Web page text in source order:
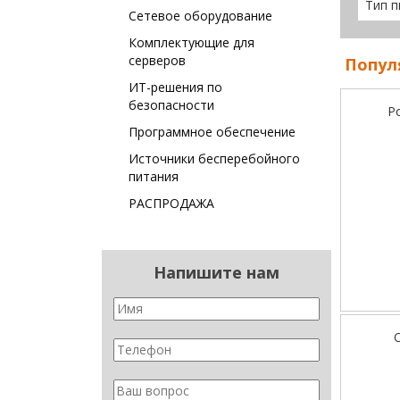
Сетевое оборудование
Комплектующие для
серверов
ИТ-решения по
безопасности
Программное обеспечение
Источники бесперебойного
питания
РАСПРОДАЖА
Напишите нам
Тип